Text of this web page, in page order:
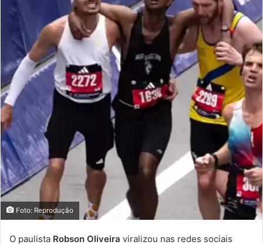
Foto: Reprodução
O paulista Robson Oliveira viralizou nas redes sociais